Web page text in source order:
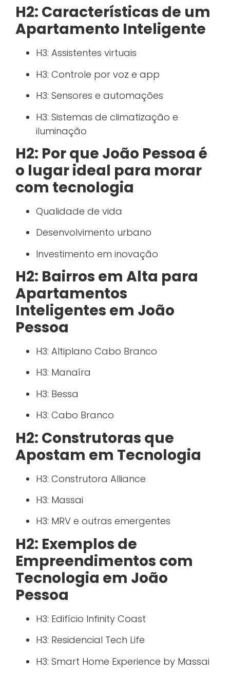
H2: Características de um
Apartamento Inteligente
H3: Assistentes virtuais
H3: Controle por voz e app
H3: Sensores e automações
H3: Sistemas de climatização e
iluminação
H2: Por que João Pessoa é
o lugar ideal para morar
com tecnologia
Qualidade de vida
Desenvolvimento urbano
Investimento em inovação
H2: Bairros em Alta para
Apartamentos
Inteligentes em João
Pessoa
H3: Altiplano Cabo Branco
H3: Manaíra
H3: Bessa
H3: Cabo Branco
H2: Construtoras que
Apostam em Tecnologia
H3: Construtora Alliance
H3: Massai
H3: MRV e outras emergentes
H2: Exemplos de
Empreendimentos com
Tecnologia em João
Pessoa
H3: Edifício Infinity Coast
H3: Residencial Tech Life
H3: Smart Home Experience by Massai